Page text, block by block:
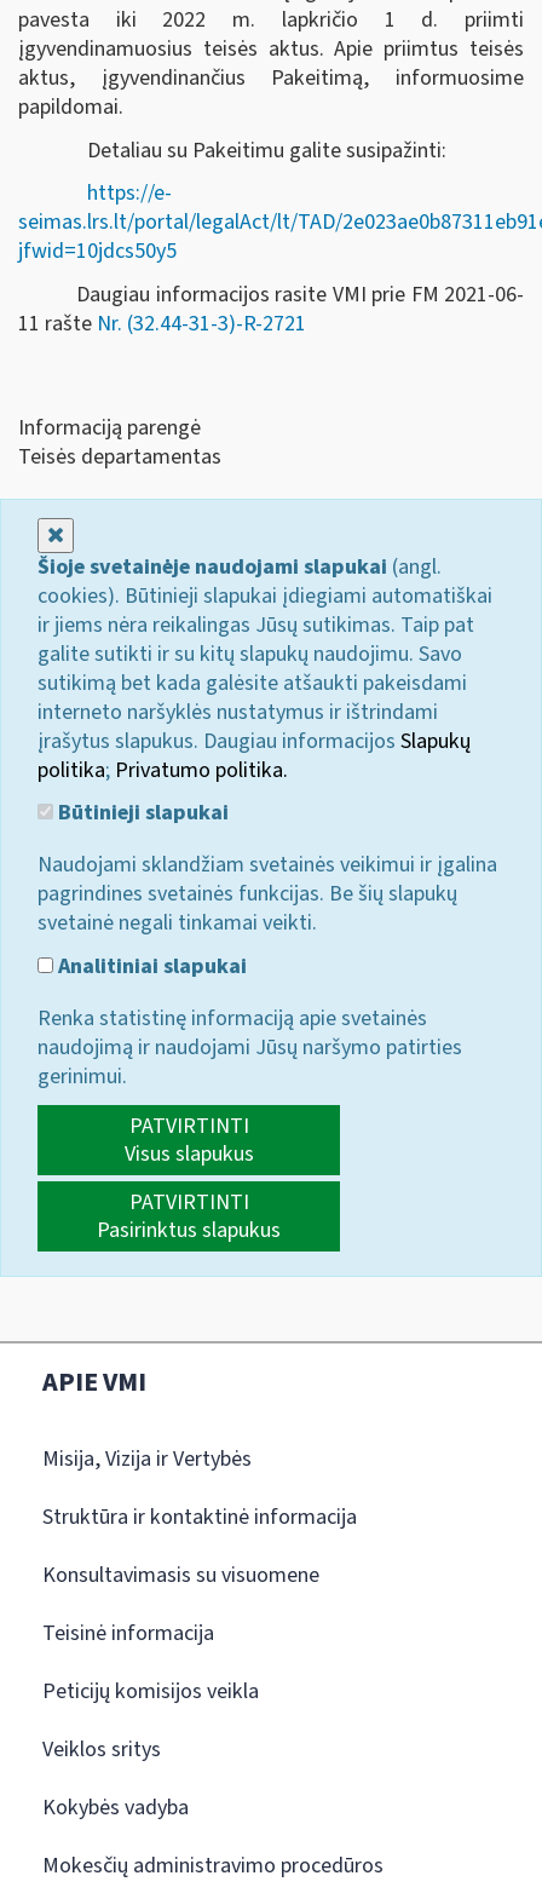
pavesta iki 2022 m. lapkričio 1 d. priimti
įgyvendinamuosius teisės aktus. Apie priimtus teisės
aktus, įgyvendinančius Pakeitimą, informuosime
papildomai.
Detaliau su Pakeitimu galite susipažinti:
https://e-
seimas.lrs.lt/portal/legalAct/lt/TAD/
jfwid=10jdcs50y5
Daugiau informacijos rasite VMI prie FM 2021-06-
11 rašte Nr. (32.44-31-3)-R-2721
Informaciją parengė
Teisės departamentas
Šioje svetainėje naudojami slapukai (angl.
cookies). Būtinieji slapukai įdiegiami automatiškai
ir jiems nėra reikalingas Jūsų sutikimas. Taip pat
galite sutikti ir su kitų slapukų naudojimu. Savo
sutikimą bet kada galėsite atšaukti pakeisdami
interneto naršyklės nustatymus ir ištrindami
įrašytus slapukus. Daugiau informacijos Slapukų
politika; Privatumo politika.
Būtinieji slapukai
Naudojami sklandžiam svetainės veikimui ir įgalina
pagrindines svetainės funkcijas. Be šių slapukų
svetainė negali tinkamai veikti.
Analitiniai slapukai
Renka statistinę informaciją apie svetainės
naudojimą ir naudojami Jūsų naršymo patirties
gerinimui.
PATVIRTINTI
Visus slapukus
PATVIRTINTI
Pasirinktus slapukus
APIE VMI
Misija, Vizija ir Vertybės
Struktūra ir kontaktinė informacija
Konsultavimasis su visuomene
Teisinė informacija
Peticijų komisijos veikla
Veiklos sritys
Kokybės vadyba
Mokesčių administravimo procedūros